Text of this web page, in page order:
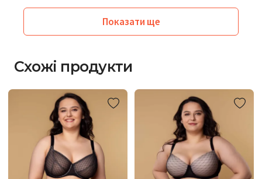
Показати ще
Схожі продукти